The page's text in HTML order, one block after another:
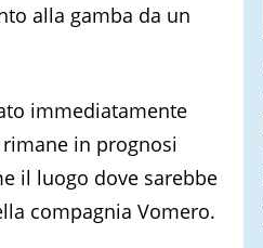
alla gamba da un
immediatamente
rimane in prognosi
il luogo dove sarebbe
compagnia Vomero.